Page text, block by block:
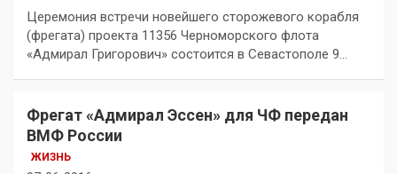
Церемония встречи новейшего сторожевого корабля
(фрегата) проекта 11356 Черноморского флота
«Адмирал Григорович» состоится в Севастополе 9…
Фрегат «Адмирал Эссен» для ЧФ передан
ВМФ России
ЖИЗНЬ